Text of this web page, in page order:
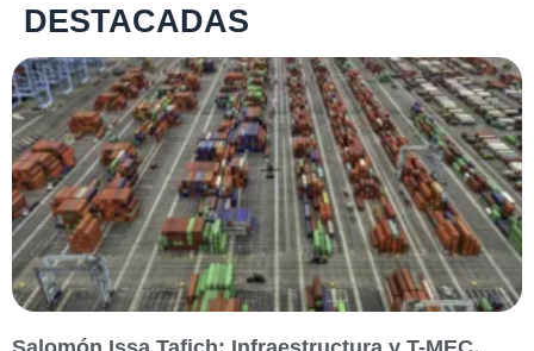
DESTACADAS